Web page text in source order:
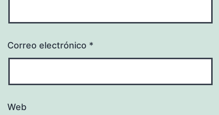
Correo electrónico *
Web